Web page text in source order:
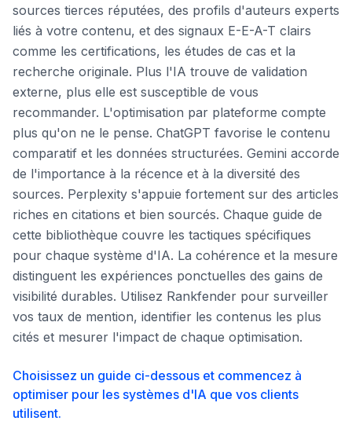
sources tierces réputées, des profils d'auteurs experts
liés à votre contenu, et des signaux E-E-A-T clairs
comme les certifications, les études de cas et la
recherche originale. Plus l'IA trouve de validation
externe, plus elle est susceptible de vous
recommander. L'optimisation par plateforme compte
plus qu'on ne le pense. ChatGPT favorise le contenu
comparatif et les données structurées. Gemini accorde
de l'importance à la récence et à la diversité des
sources. Perplexity s'appuie fortement sur des articles
riches en citations et bien sourcés. Chaque guide de
cette bibliothèque couvre les tactiques spécifiques
pour chaque système d'IA. La cohérence et la mesure
distinguent les expériences ponctuelles des gains de
visibilité durables. Utilisez Rankfender pour surveiller
vos taux de mention, identifier les contenus les plus
cités et mesurer l'impact de chaque optimisation.
Choisissez un guide ci-dessous et commencez à
optimiser pour les systèmes d'IA que vos clients
utilisent.